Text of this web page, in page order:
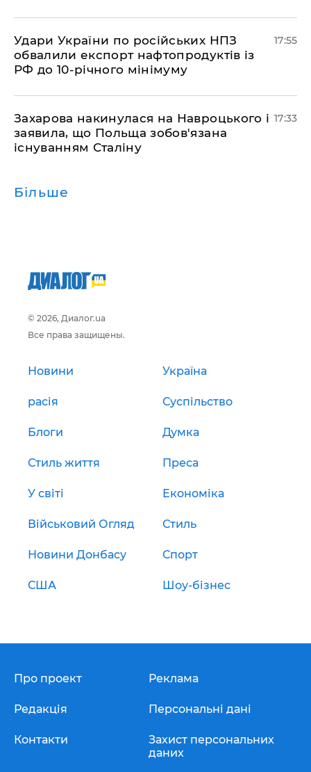
​Удари України по російських НПЗ
обвалили експорт нафтопродуктів із
РФ до 10-річного мінімуму
17:55
​Захарова накинулася на Навроцького і
заявила, що Польща зобов'язана
існуванням Сталіну
17:33
Більше
© 2026, Диалог.ua
Все права защищены.
Новини Україна
расія Суспільство
Блоги Думка
Стиль життя Преса
У світі Економіка
Військовий Огляд Стиль
Новини Донбасу Спорт
США Шоу-бізнес
Про проект
Редакція
Контакти
Реклама
Персональні дані
Захист персональних
даних